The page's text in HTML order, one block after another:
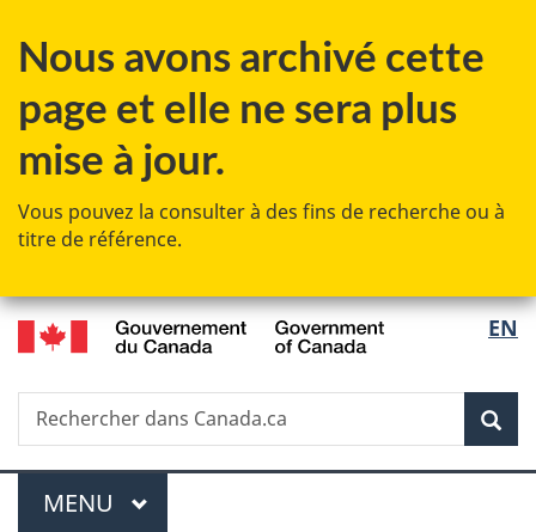
au
principal
à
Au
»
à
version
Nous avons archivé cette
page et elle ne sera plus
mise à jour.
Vous pouvez la consulter à des fins de recherche ou à
titre de référence.
de
la
EN
Recherche
Rechercher
dans
Menu
MENU PRINCIPAL